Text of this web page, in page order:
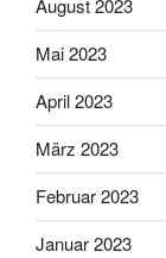
August 2023
Mai 2023
April 2023
März 2023
Februar 2023
Januar 2023